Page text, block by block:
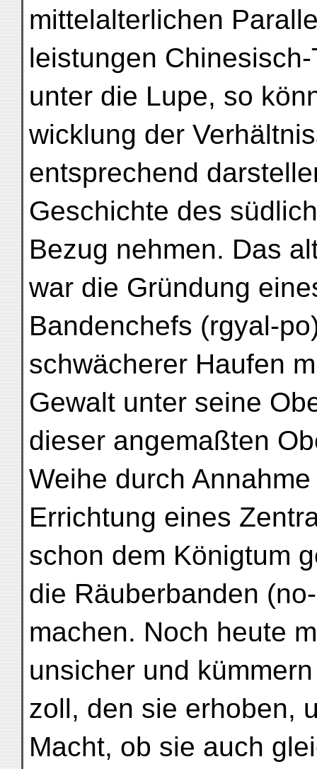
mittelalterlichen
leistungen
unter die Lupe, so
wicklung der
entsprechend
Geschichte des
Bezug nehmen. Das
war die Gründung
Bandenchefs (rgyal-
schwächerer Haufen
Gewalt unter seine
dieser angemaßten
Weihe durch
Errichtung eines
schon dem Königtum
die Räuberbanden
machen. Noch heute
unsicher und
zoll, den sie erhoben,
Macht, ob sie auch